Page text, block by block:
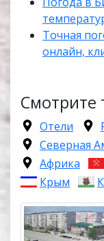
Точная
онлайн,
Смотрите
Отели
Северная
Африка
Крым